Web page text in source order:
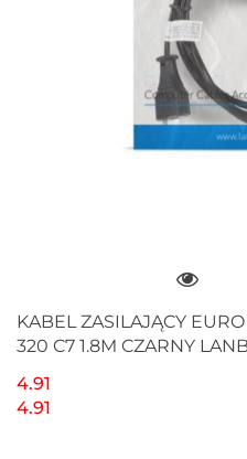
KABEL ZASILAJĄCY
320 C7 1.8M CZARNY
4.91
4.91